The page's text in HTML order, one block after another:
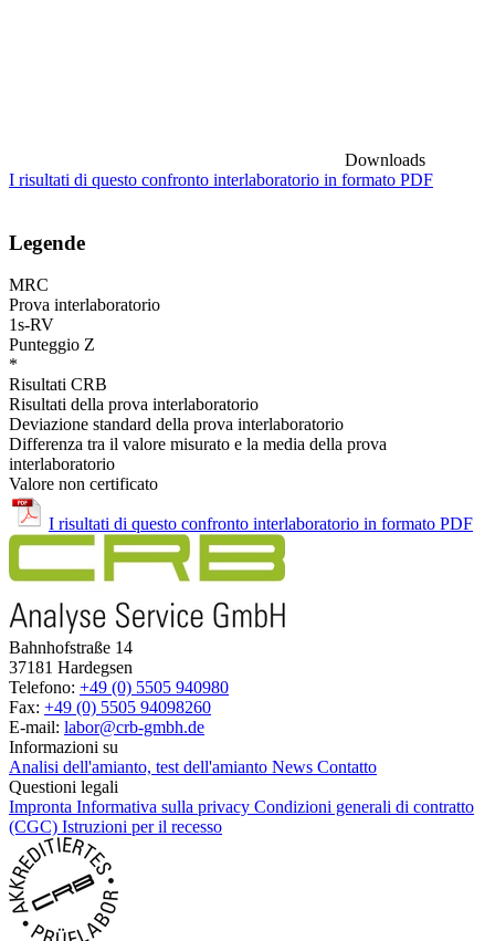
Downloads
I risultati di questo confronto interlaboratorio in formato PDF
Legende
MRC
Prova interlaboratorio
1s-RV
Punteggio Z
*
Risultati CRB
Risultati della prova interlaboratorio
Deviazione standard della prova interlaboratorio
Differenza tra il valore misurato e la media della prova
interlaboratorio
Valore non certificato
I risultati di questo confronto interlaboratorio in formato PDF
Bahnhofstraße 14
37181 Hardegsen
Telefono: +49 (0) 5505 940980
Fax: +49 (0) 5505 94098260
E-mail: labor@crb-gmbh.de
Informazioni su
Analisi dell'amianto, test dell'amianto News Contatto
Questioni legali
Impronta Informativa sulla privacy Condizioni generali di contratto
(CGC) Istruzioni per il recesso